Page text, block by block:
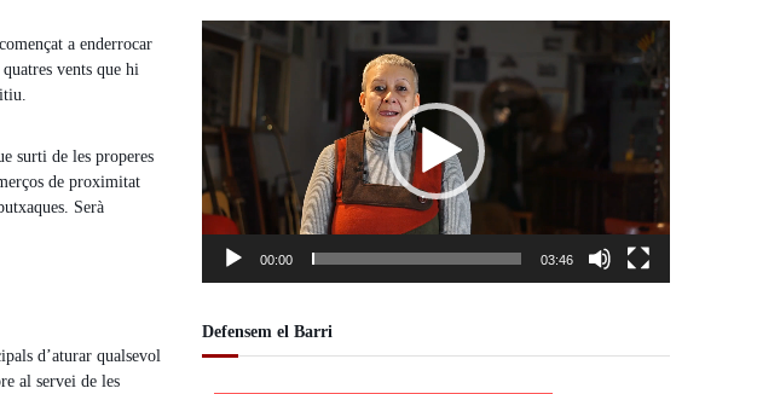
a enderrocar
vents que hi
surti de les properes
de proximitat
Serà
d’aturar qualsevol
al servei de les
R
o
d
u
c
t
r
e
v
00:00 03:46
Defensem el Barri